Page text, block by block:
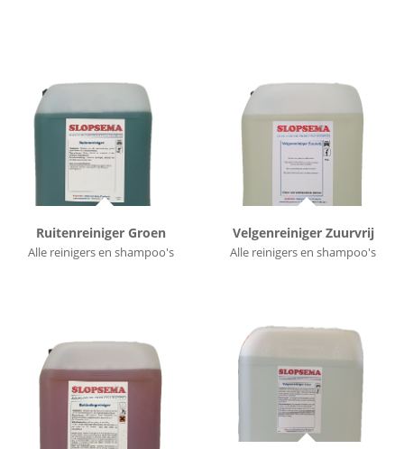
Ruitenreiniger Groen
Alle reinigers en shampoo's
Velgenreiniger Zuurvrij
Alle reinigers en shampoo's